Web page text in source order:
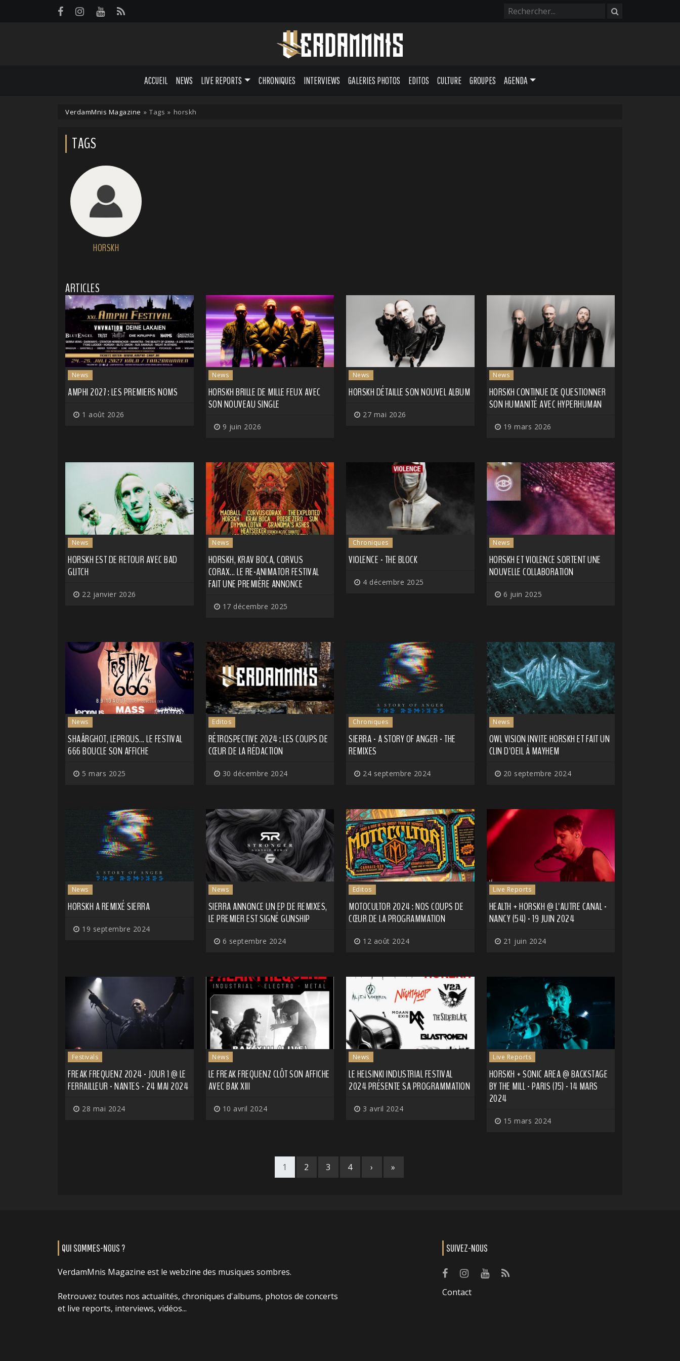
ACCUEIL NEWS LIVE REPORTS CHRONIQUES INTERVIEWS GALERIES PHOTOS EDITOS CULTURE GROUPES AGENDA
VerdamMnis Magazine » Tags » horskh
TAGS
HORSKH
ARTICLES
News
AMPHI 2027 : LES PREMIERS NOMS
1 août 2026
News
HORSKH BRILLE DE MILLE FEUX AVEC
SON NOUVEAU SINGLE
9 juin 2026
News
HORSKH DÉTAILLE SON NOUVEL ALBUM
27 mai 2026
News
HORSKH CONTINUE DE QUESTIONNER
SON HUMANITÉ AVEC HYPERHUMAN
19 mars 2026
News
HORSKH EST DE RETOUR AVEC BAD
GLITCH
22 janvier 2026
News
HORSKH, KRAV BOCA, CORVUS
CORAX... LE RE-ANIMATOR FESTIVAL
FAIT UNE PREMIÈRE ANNONCE
17 décembre 2025
Chroniques
VIOLENCE - THE BLOCK
4 décembre 2025
News
HORSKH ET VIOLENCE SORTENT UNE
NOUVELLE COLLABORATION
6 juin 2025
News
SHAÂRGHOT, LEPROUS... LE FESTIVAL
666 BOUCLE SON AFFICHE
5 mars 2025
Editos
RÉTROSPECTIVE 2024 : LES COUPS DE
CŒUR DE LA RÉDACTION
30 décembre 2024
Chroniques
SIERRA - A STORY OF ANGER - THE
REMIXES
24 septembre 2024
News
OWL VISION INVITE HORSKH ET FAIT UN
CLIN D'OEIL À MAYHEM
20 septembre 2024
News
HORSKH A REMIXÉ SIERRA
19 septembre 2024
News
SIERRA ANNONCE UN EP DE REMIXES,
LE PREMIER EST SIGNÉ GUNSHIP
6 septembre 2024
Editos
MOTOCULTOR 2024 : NOS COUPS DE
CŒUR DE LA PROGRAMMATION
12 août 2024
Live Reports
HEALTH + HORSKH @ L'AUTRE CANAL -
NANCY (54) - 19 JUIN 2024
21 juin 2024
Festivals
FREAK FREQUENZ 2024 - JOUR 1 @ LE
FERRAILLEUR - NANTES - 24 MAI 2024
28 mai 2024
News
LE FREAK FREQUENZ CLÔT SON AFFICHE
AVEC BAK XIII
10 avril 2024
News
LE HELSINKI INDUSTRIAL FESTIVAL
2024 PRÉSENTE SA PROGRAMMATION
3 avril 2024
Live Reports
HORSKH + SONIC AREA @ BACKSTAGE
BY THE MILL - PARIS (75) - 14 MARS
2024
15 mars 2024
1 2 3 4 › »
QUI SOMMES-NOUS ?
VerdamMnis Magazine est le webzine des musiques sombres.
Retrouvez toutes nos actualités, chroniques d'albums, photos de concerts
et live reports, interviews, vidéos...
SUIVEZ-NOUS
Contact
Panneau de gestion des cookies